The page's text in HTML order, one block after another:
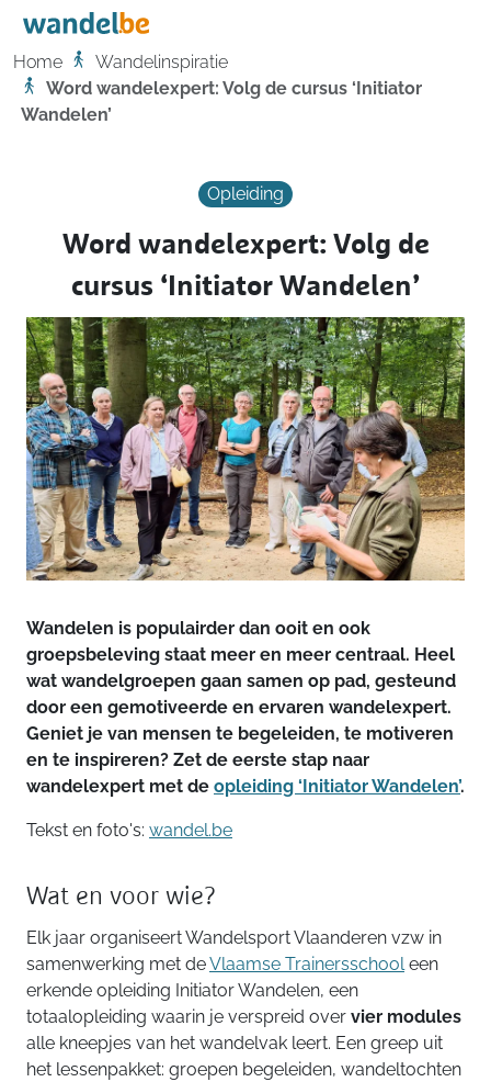
Home
Home
Wandelinspiratie
Word wandelexpert: Volg de cursus ‘Initiator
Wandelen’
Opleiding
Word wandelexpert: Volg de
cursus ‘Initiator Wandelen’
Wandelen is populairder dan ooit en ook
groepsbeleving staat meer en meer centraal. Heel
wat wandelgroepen gaan samen op pad, gesteund
door een gemotiveerde en ervaren wandelexpert.
Geniet je van mensen te begeleiden, te motiveren
en te inspireren? Zet de eerste stap naar
wandelexpert met de opleiding ‘Initiator Wandelen’.
Tekst en foto's: wandel.be
Wat en voor wie?
Elk jaar organiseert Wandelsport Vlaanderen vzw in
samenwerking met deVlaamse Trainersschooleen
erkende opleiding Initiator Wandelen, een
totaalopleiding waarin je verspreid over vier modules
alle kneepjes van het wandelvak leert. Een greep uit
het lessenpakket: groepen begeleiden, wandeltochten